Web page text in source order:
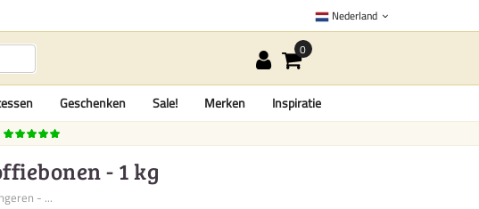
Nederland
Geschenken Sale! Merken Inspiratie
- 1 kg
- ...